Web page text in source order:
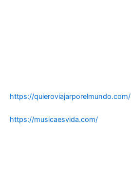
https://quieroviajarporelmundo.com/
https://musicaesvida.com/